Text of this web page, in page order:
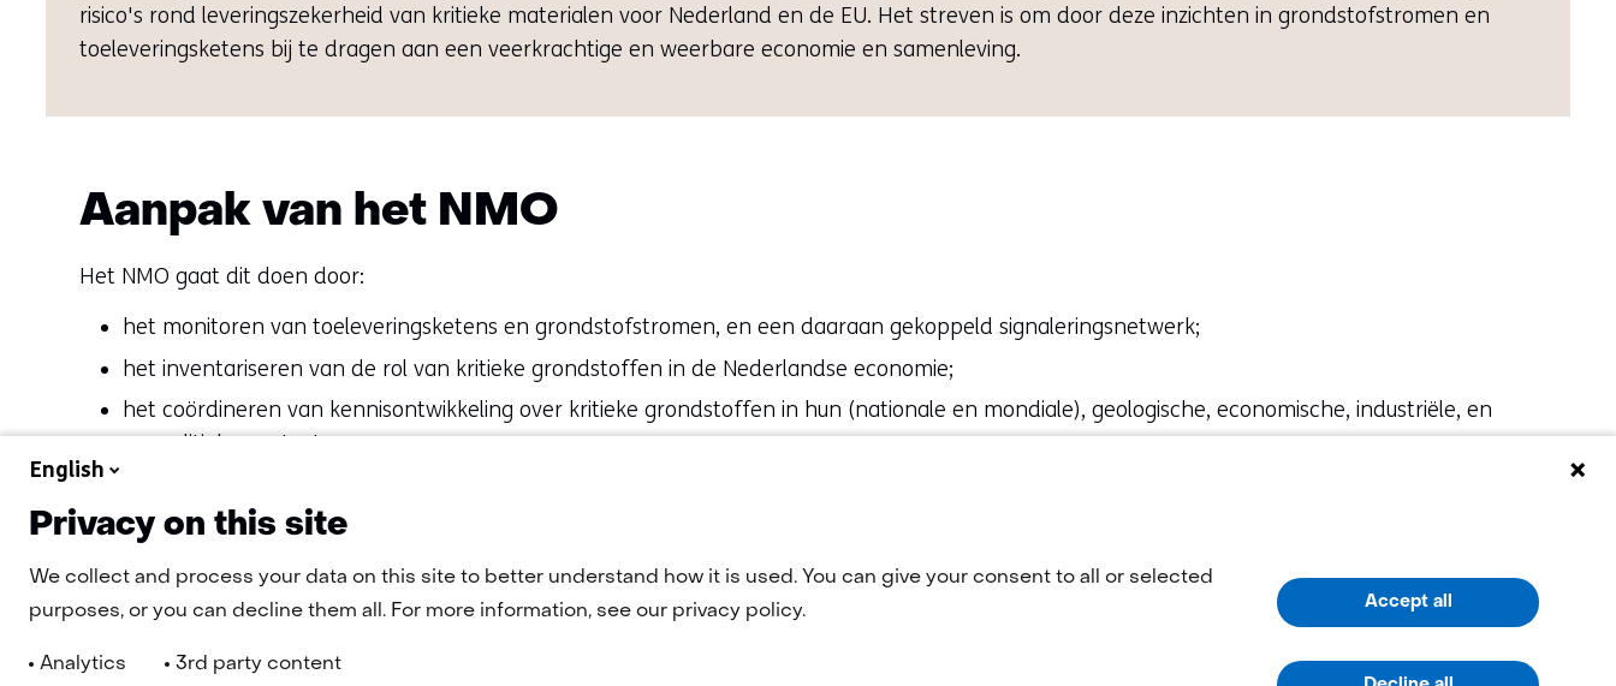
risico's rond leveringszekerheid van kritieke materialen voor Nederland en de EU. Het streven is om door deze inzichten in grondstofstromen en
toeleveringsketens bij te dragen aan een veerkrachtige en weerbare economie en samenleving.
Aanpak van het NMO
Het NMO gaat dit doen door:
het monitoren van toeleveringsketens en grondstofstromen, en een daaraan gekoppeld signaleringsnetwerk;
het inventariseren van de rol van kritieke grondstoffen in de Nederlandse economie;
het coördineren van kennisontwikkeling over kritieke grondstoffen in hun (nationale en mondiale), geologische, economische, industriële, en
geopolitieke context;
spelers in de waardeketen;
Ontwikkelen en faciliteren van kennisrelaties met (grondstofrijke) landen als onderdeel van Nederlandse of Europese CRM-partnerschappen.
English
Privacy on this site
We collect and process your data on this site to better understand how it is used. You can give your consent to all or selected
purposes, or you can decline them all. For more information, see our privacy policy.
Analytics 3rd party content
Accept all